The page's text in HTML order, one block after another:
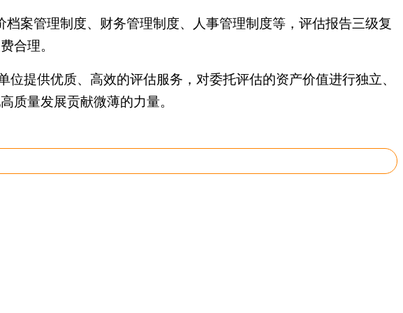
案管理制度、财务管理制度、人事管理制度等，评估报告三级复
合理。
位提供优质、高效的评估服务，对委托评估的资产价值进行独立、
质量发展贡献微薄的力量。